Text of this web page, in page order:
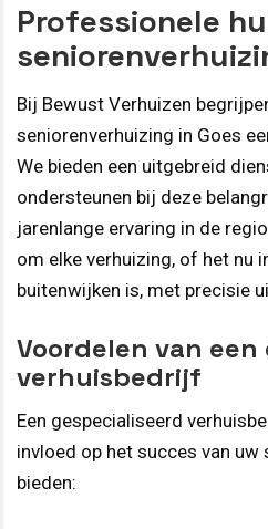
Professionele
Bij Bewust Verhuizen
seniorenverhuizing in Goes
We bieden een uitgebreid
ondersteunen bij deze
jarenlange ervaring in de
om elke verhuizing, of het nu
buitenwijken is, met precisie
Voordelen van
verhuisbedrijf
Een gespecialiseerd
invloed op het succes van uw
bieden: